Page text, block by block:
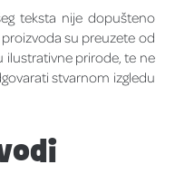
teksta nije dopušteno
su preuzete od
ilustrativne prirode, te ne
stvarnom izgledu